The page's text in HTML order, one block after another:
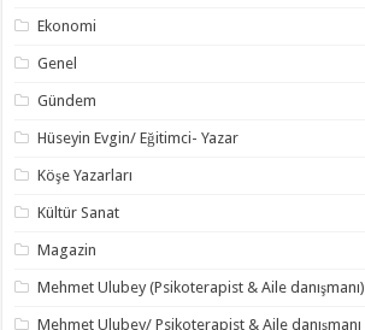
Ekonomi
Genel
Gündem
Hüseyin Evgin/ Eğitimci- Yazar
Köşe Yazarları
Kültür Sanat
Magazin
Mehmet Ulubey (Psikoterapist & Aile danışmanı)
Mehmet Ulubey/ Psikoterapist & Aile danışmanı